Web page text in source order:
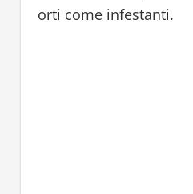
orti come infestanti.